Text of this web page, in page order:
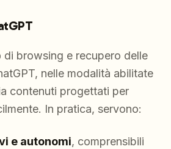
di browsing e recupero delle
nelle modalità abilitate
contenuti progettati per
In pratica, servono:
e autonomi, comprensibili